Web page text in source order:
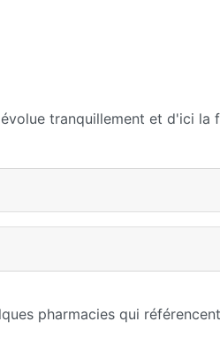
tranquillement et d'ici la
pharmacies qui